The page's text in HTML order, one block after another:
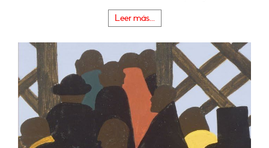
Leer más...